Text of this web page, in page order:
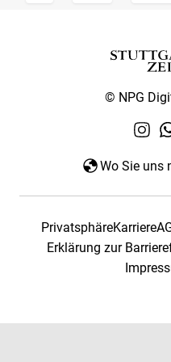
© NPG
Wo Sie uns
PrivatsphäreKarriere
Erklärung zur